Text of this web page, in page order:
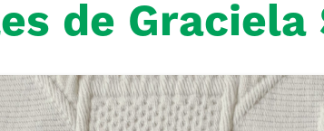
de Graciela